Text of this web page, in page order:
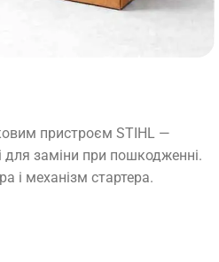
пристроєм STIHL —
для заміни при пошкодженні.
і механізм стартера.